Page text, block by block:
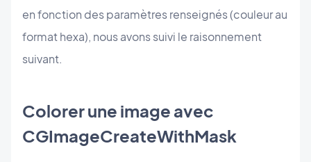
en fonction des paramètres renseignés (couleur au
format hexa), nous avons suivi le raisonnement
suivant.
Colorer une image avec
CGImageCreateWithMask